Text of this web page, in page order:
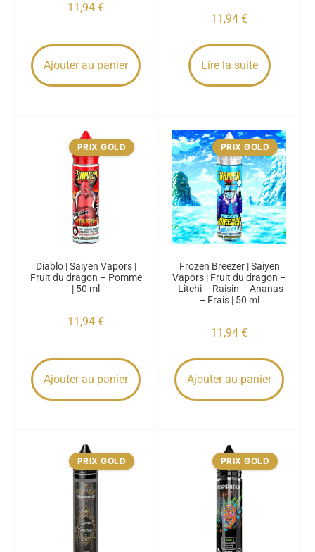
11,94 €
Ajouter au panier
11,94 €
Lire la suite
PRIX GOLD
Diablo | Saiyen Vapors |
Fruit du dragon – Pomme
| 50 ml
11,94 €
Ajouter au panier
PRIX GOLD
Frozen Breezer | Saiyen
Vapors | Fruit du dragon –
Litchi – Raisin – Ananas
– Frais | 50 ml
11,94 €
Ajouter au panier
PRIX GOLD PRIX GOLD